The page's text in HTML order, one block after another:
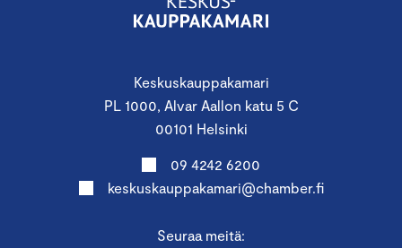
Keskuskauppakamari
PL 1000, Alvar Aallon katu 5 C
00101 Helsinki
09 4242 6200
keskuskauppakamari@chamber.fi
Seuraa meitä: